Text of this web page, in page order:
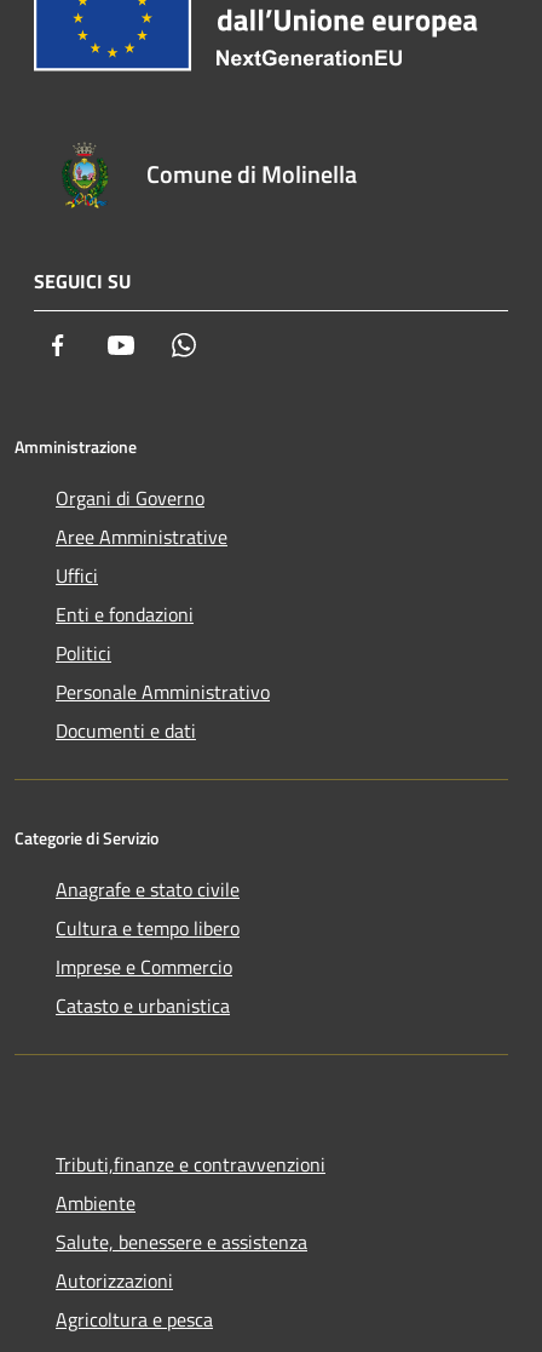
Comune di Molinella
SEGUICI SU
Facebook Youtube
Amministrazione
Organi di Governo
Aree Amministrative
Uffici
Enti e fondazioni
Politici
Personale Amministrativo
Documenti e dati
Categorie di Servizio
Anagrafe e stato civile
Cultura e tempo libero
Imprese e Commercio
Catasto e urbanistica
Tributi,finanze e contravvenzioni
Ambiente
Salute, benessere e assistenza
Autorizzazioni
Agricoltura e pesca